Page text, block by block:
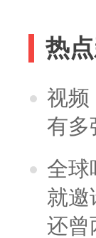
热
视频
有多
全球
就邀
还曾